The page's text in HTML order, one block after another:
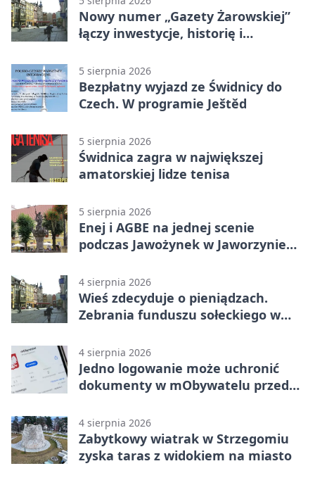
Nowy numer „Gazety Żarowskiej”
łączy inwestycje, historię i
5 sierpnia 2026
Bezpłatny wyjazd ze Świdnicy do
Czech. W programie Ještěd
5 sierpnia 2026
Świdnica zagra w największej
amatorskiej lidze tenisa
5 sierpnia 2026
Enej i AGBE na jednej scenie
podczas Jawożynek w Jaworzynie
4 sierpnia 2026
Wieś zdecyduje o pieniądzach.
Zebrania funduszu sołeckiego w
4 sierpnia 2026
Jedno logowanie może uchronić
dokumenty w mObywatelu przed
4 sierpnia 2026
Zabytkowy wiatrak w Strzegomiu
zyska taras z widokiem na miasto